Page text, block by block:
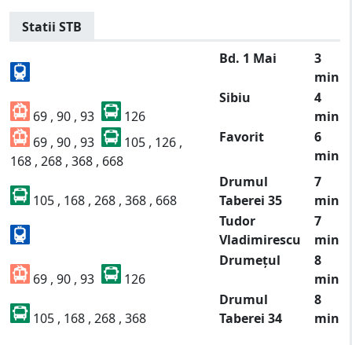
Statii STB
Bd. 1 Mai
3
min
69 , 90 , 93 126
Sibiu
4
min
69 , 90 , 93
105 , 126 ,
168 , 268 , 368 , 668
Favorit
6
min
105 , 168 , 268 , 368 , 668
Drumul
Taberei 35
7
min
Tudor
Vladimirescu
7
min
69 , 90 , 93 126
Drumețul
8
min
105 , 168 , 268 , 368
Drumul
Taberei 34
8
min